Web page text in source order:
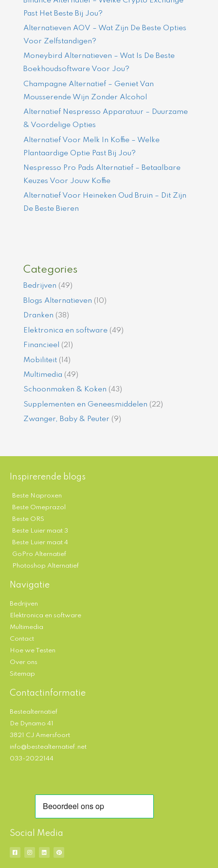
Past Het Beste Bij Jou?
Alternatieven AOV – Wat Zijn De Beste Opties
Voor Zelfstandigen?
Moneybird Alternatieven – Wat Is De Beste
Boekhoudsoftware Voor Jou?
Champagne Alternatief – Geniet Van
Mousserende Wijn Zonder Alcohol
Alternatief Nespresso Apparatuur – Duurzame
& Voordelige Opties
Alternatief Voor Melk In Koffie – Welke
Plantaardige Optie Past Bij Jou?
Nespresso Pro Pads Alternatief – Betaalbare
Keuzes Voor Jouw Koffie
Alternatief Voor Heineken Oud Bruin – Dit Zijn
De Beste Bieren
Categories
Bedrijven (49)
Blogs Alternatieven (10)
Dranken (38)
Elektronica en software (49)
Financieel (21)
Mobiliteit (14)
Multimedia (49)
Schoonmaken & Koken (43)
Supplementen en Geneesmiddelen (22)
Zwanger, Baby & Peuter (9)
Inspirerende blogs
Beste Naproxen
Beste Omeprazol
Beste ORS
Beste Luier maat 3
Beste Luier maat 4
GoPro Alternatief
Photoshop Alternatief
Navigatie
Bedrijven
Elektronica en software
Multimedia
Contact
Hoe we Testen
Over ons
Sitemap
Contactinformatie
Bestealternatief
De Dynamo 41
3821 CJ Amersfoort
info@bestealternatief.net
033-2022144
Social Media
F
a
c
I
n
s
L
i
n
P
i
n